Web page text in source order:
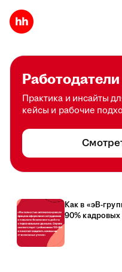
Работодатели
Практика и инсайты
кейсы и рабочие
Как в «эВ-
90%